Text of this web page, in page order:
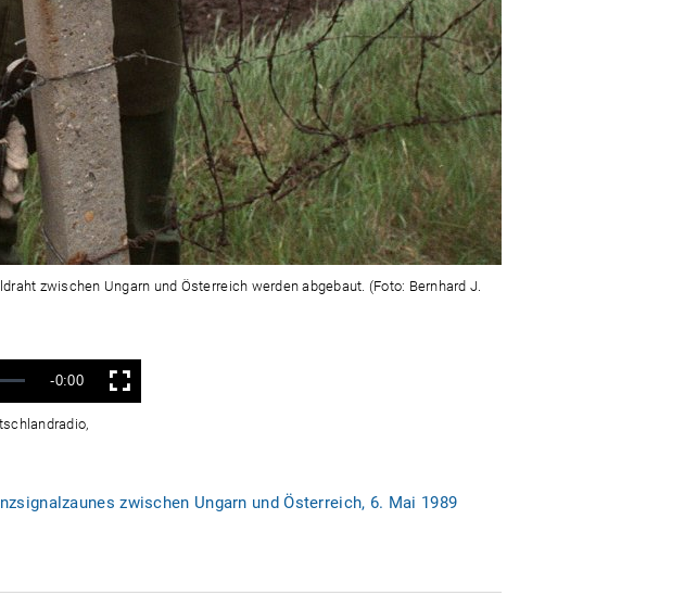
zwischen Ungarn und Österreich werden abgebaut. (Foto: Bernhard J.
Verbleibende
Zeit
-0:00 Vollbild
zwischen Ungarn und Österreich, 6. Mai 1989